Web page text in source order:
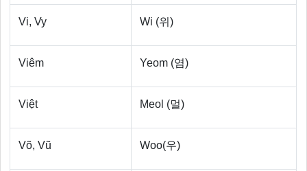
Vi, Vy Wi (위)
Viêm Yeom (염)
Việt Meol (멀)
Võ, Vũ Woo(우)